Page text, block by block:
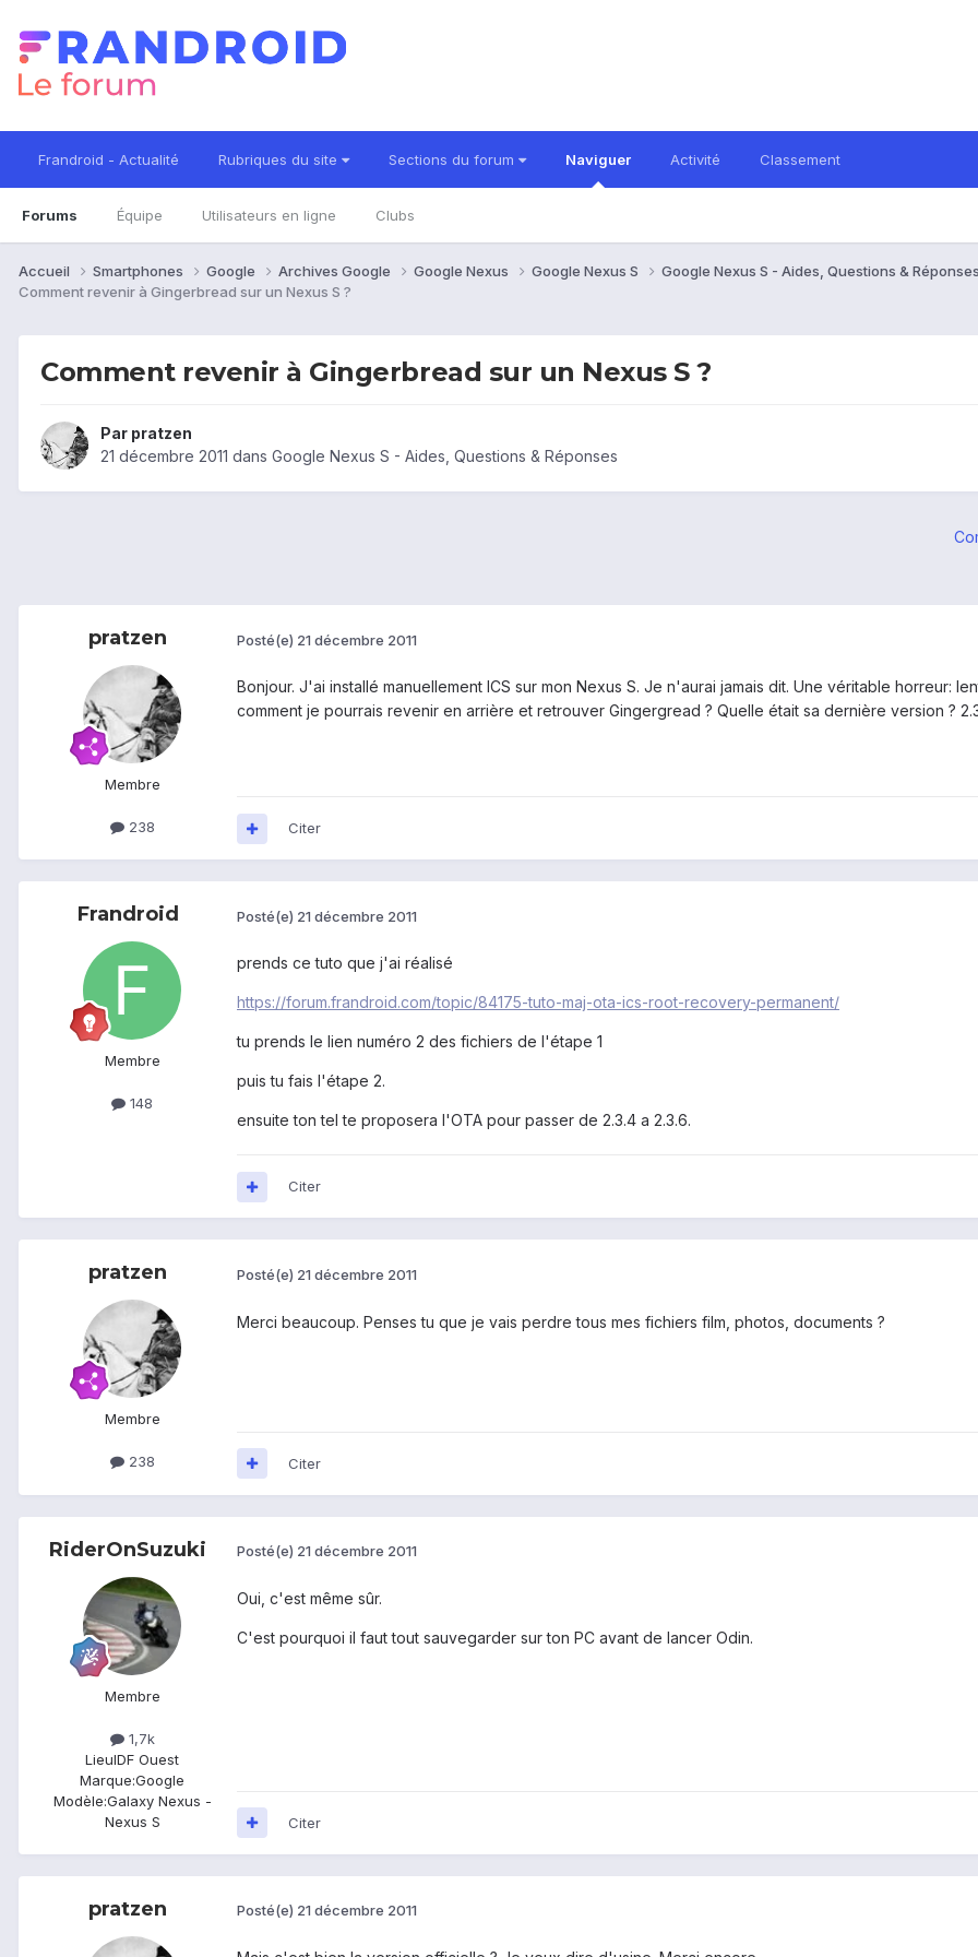
Frandroid - Actualité Rubriques du site Sections du forum Naviguer
Forums Équipe Utilisateurs en ligne Clubs
Activité Classement
Accueil Smartphones Google Archives Google Google Nexus Google Nexus S
Google Nexus S - Aides, Questions & Réponses
Comment revenir à Gingerbread sur un Nexus S ?
Comment revenir à Gingerbread sur un Nexus S ?
Par pratzen
21 décembre 2011 dans Google Nexus S - Aides, Questions & Réponses
pratzen
Membre
238
Posté(e) 21 décembre 2011
Bonjour. J'ai installé manuellement ICS sur mon Nexus S. Je n'aurai jamais dit. Une véritable horreur:
comment je pourrais revenir en arrière et retrouver Gingergread ? Quelle était sa dernière version ?
Citer
Frandroid
Membre
148
Posté(e) 21 décembre 2011
prends ce tuto que j'ai réalisé
https://forum.frandroid.com/topic/84175-tuto-maj-ota-ics-root-recovery-permanent/
tu prends le lien numéro 2 des fichiers de l'étape 1
puis tu fais l'étape 2.
ensuite ton tel te proposera l'OTA pour passer de 2.3.4 a 2.3.6.
Citer
pratzen
Membre
238
Posté(e) 21 décembre 2011
Merci beaucoup. Penses tu que je vais perdre tous mes fichiers film, photos, documents ?
Citer
RiderOnSuzuki
Membre
1,7k
LieuIDF Ouest
Marque:Google
Modèle:Galaxy Nexus -
Nexus S
Posté(e) 21 décembre 2011
Oui, c'est même sûr.
C'est pourquoi il faut tout sauvegarder sur ton PC avant de lancer Odin.
Citer
pratzen Posté(e) 21 décembre 2011